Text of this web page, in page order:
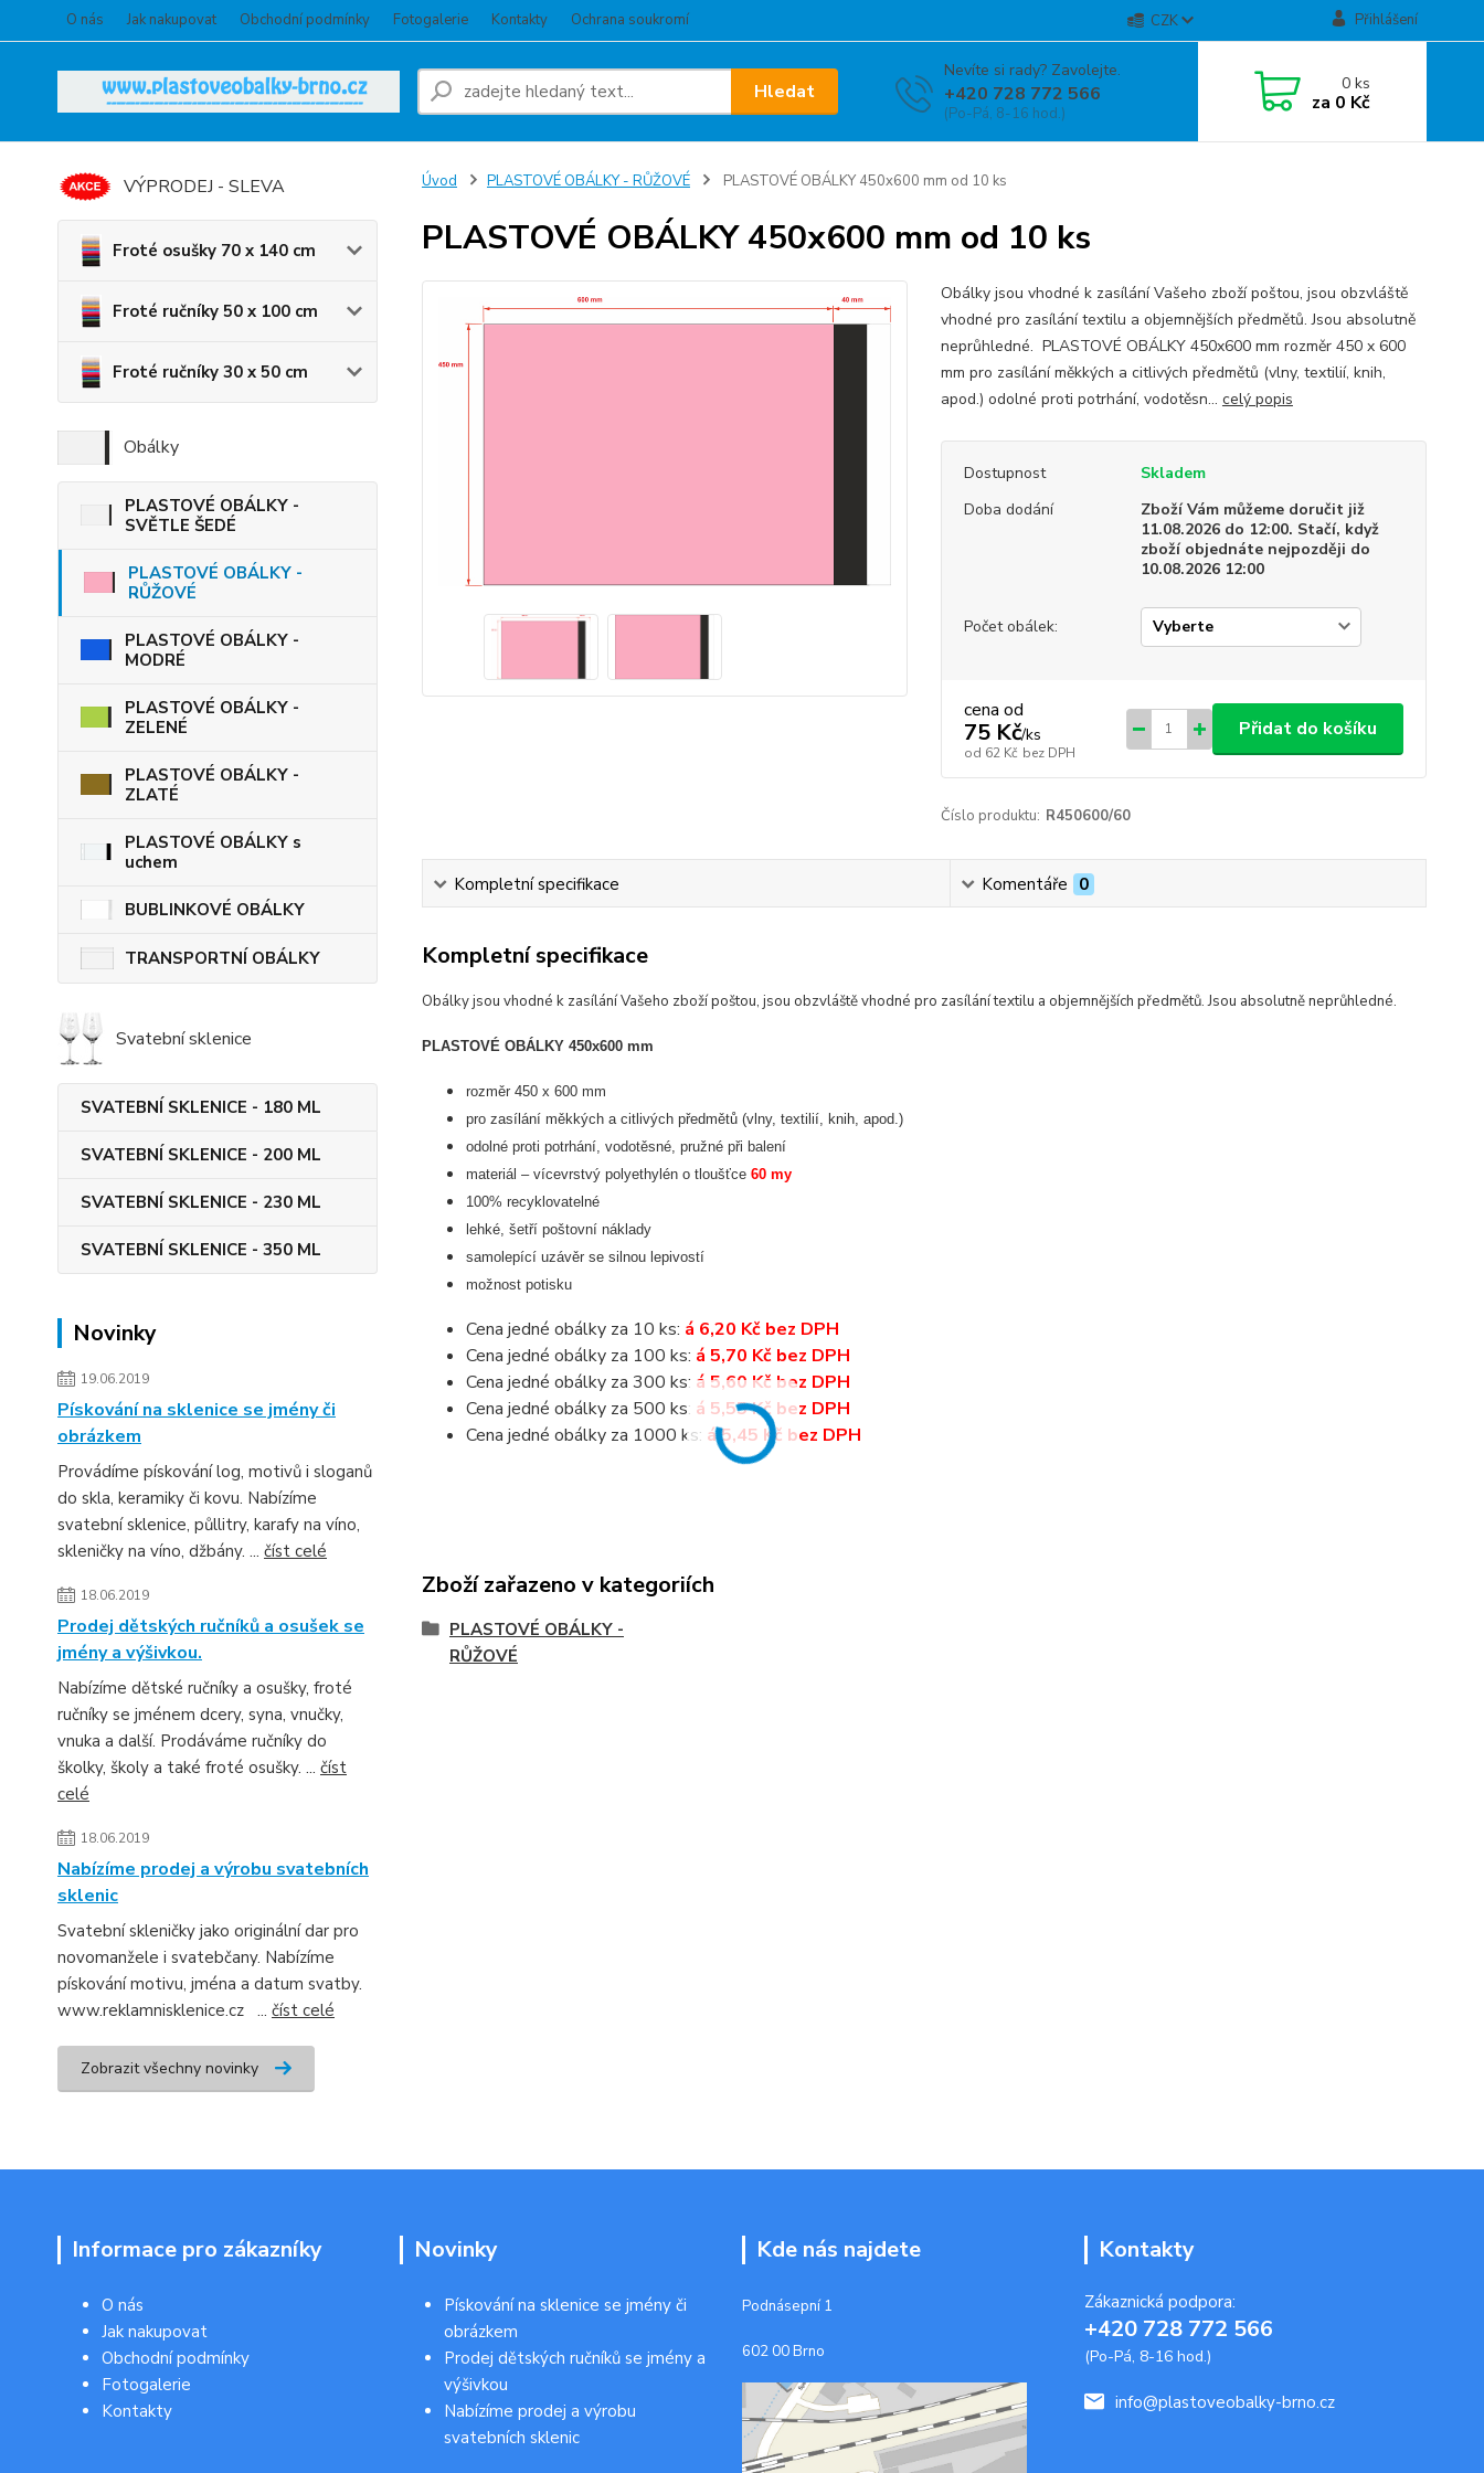
O nás Jak nakupovat Obchodní podmínky Fotogalerie Kontakty Ochrana soukromí CZK Přihlášení
Hledat
Nevíte si rady? Zavolejte.
+420 728 772 566
(Po-Pá, 8-16 hod.)
0ks
za 0 Kč
VÝPRODEJ - SLEVA
Froté osušky 70 x 140 cm
Froté ručníky 50 x 100 cm
Froté ručníky 30 x 50 cm
Obálky
PLASTOVÉ OBÁLKY -
SVĚTLE ŠEDÉ
PLASTOVÉ OBÁLKY -
RŮŽOVÉ
PLASTOVÉ OBÁLKY -
MODRÉ
PLASTOVÉ OBÁLKY -
ZELENÉ
PLASTOVÉ OBÁLKY -
ZLATÉ
PLASTOVÉ OBÁLKY s
uchem
BUBLINKOVÉ OBÁLKY
TRANSPORTNÍ OBÁLKY
Svatební sklenice
SVATEBNÍ SKLENICE - 180 ML
SVATEBNÍ SKLENICE - 200 ML
SVATEBNÍ SKLENICE - 230 ML
SVATEBNÍ SKLENICE - 350 ML
Novinky
19.06.2019
Pískování na sklenice se jmény či
obrázkem
Provádíme pískování log, motivů i sloganů
do skla, keramiky či kovu. Nabízíme
svatební sklenice, půllitry, karafy na víno,
skleničky na víno, džbány. ... číst celé
18.06.2019
Prodej dětských ručníků a osušek se
jmény a výšivkou.
Nabízíme dětské ručníky a osušky, froté
ručníky se jménem dcery, syna, vnučky,
vnuka a další. Prodáváme ručníky do
školky, školy a také froté osušky. ... číst
celé
18.06.2019
Nabízíme prodej a výrobu svatebních
sklenic
Svatební skleničky jako originální dar pro
novomanžele i svatebčany. Nabízíme
pískování motivu, jména a datum svatby.
www.reklamnisklenice.cz ... číst celé
Zobrazit všechny novinky
Úvod PLASTOVÉ OBÁLKY - RŮŽOVÉ PLASTOVÉ OBÁLKY 450x600 mm od 10 ks
PLASTOVÉ OBÁLKY 450x600 mm od 10 ks
Obálky jsou vhodné k zasílání Vašeho zboží poštou, jsou obzvláště
vhodné pro zasílání textilu a objemnějších předmětů. Jsou absolutně
neprůhledné. PLASTOVÉ OBÁLKY 450x600 mm rozměr 450 x 600
mm pro zasílání měkkých a citlivých předmětů (vlny, textilií, knih,
apod.) odolné proti potrhání, vodotěsn... celý popis
Dostupnost
Skladem
Doba dodání
Zboží Vám můžeme doručit již
11.08.2026 do 12:00. Stačí, když
zboží objednáte nejpozději do
10.08.2026 12:00
Počet obálek:
cena od
75 Kč/ks
od 62 Kč bez DPH
Přidat do košíku
Číslo produktu: R450600/60
Kompletní specifikace Komentáře 0
Kompletní specifikace
Obálky jsou vhodné k zasílání Vašeho zboží poštou, jsou obzvláště vhodné pro zasílání textilu a objemnějších předmětů. Jsou absolutně neprůhledné.
PLASTOVÉ OBÁLKY 450x600 mm
rozměr 450 x 600 mm
pro zasílání měkkých a citlivých předmětů (vlny, textilií, knih, apod.)
odolné proti potrhání, vodotěsné, pružné při balení
materiál – vícevrstvý polyethylén o tloušťce 60 my
100% recyklovatelné
lehké, šetří poštovní náklady
samolepící uzávěr se silnou lepivostí
možnost potisku
Cena jedné obálky za 10 ks: á 6,20 Kč bez DPH
Cena jedné obálky za 100 ks: á 5,70 Kč bez DPH
Cena jedné obálky za 300 ks: á 5,60 Kč bez DPH
Cena jedné obálky za 500 ks: á 5,55 Kč bez DPH
Cena jedné obálky za 1000 ks: á 5,45 Kč bez DPH
Zboží zařazeno v kategoriích
PLASTOVÉ OBÁLKY -
RŮŽOVÉ
Informace pro zákazníky
O nás
Jak nakupovat
Obchodní podmínky
Fotogalerie
Kontakty
Novinky
Pískování na sklenice se jmény či
obrázkem
Prodej dětských ručníků se jmény a
výšivkou
Nabízíme prodej a výrobu
svatebních sklenic
Kde nás najdete
Podnásepní 1
602 00 Brno
Kontakty
Zákaznická podpora:
+420 728 772 566
(Po-Pá, 8-16 hod.)
info@plastoveobalky-brno.cz